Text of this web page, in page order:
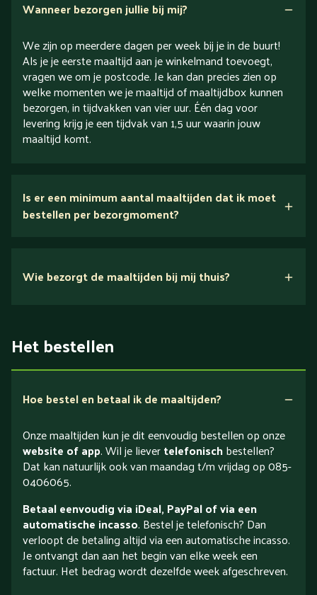
Wanneer bezorgen jullie bij mij?
We zijn op meerdere dagen per week bij je in de buurt!
Als je je eerste maaltijd aan je winkelmand toevoegt,
vragen we om je postcode. Je kan dan precies zien op
welke momenten we je maaltijd of maaltijdbox kunnen
bezorgen, in tijdvakken van vier uur. Één dag voor
levering krijg je een tijdvak van 1,5 uur waarin jouw
maaltijd komt.
Is er een minimum aantal maaltijden dat ik moet
bestellen per bezorgmoment?
Wie bezorgt de maaltijden bij mij thuis?
Het bestellen
Hoe bestel en betaal ik de maaltijden?
Onze maaltijden kun je dit eenvoudig bestellen op onze
website of app. Wil je lievertelefonischbestellen?
Dat kan natuurlijk ook van maandag t/m vrijdag op 085-
0406065.
Betaal eenvoudig via iDeal, PayPal of via een
automatische incasso. Bestel je telefonisch? Dan
verloopt de betaling altijd via een automatische incasso.
Je ontvangt dan aan het begin van elke week een
factuur. Het bedrag wordt dezelfde week afgeschreven.